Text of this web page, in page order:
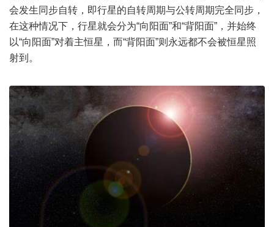
会发生同步自转，即行星的自转周期与公转周期完全同步，
在这种情况下，行星就会分为“向阳面”和“背阳面”，并始终
以“向阳面”对着主恒星，而“背阳面”则永远都不会被恒星照
射到。